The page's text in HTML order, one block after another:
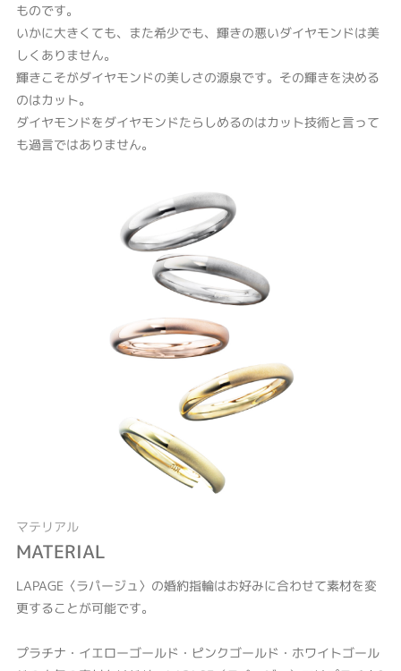
ものです。
いかに大きくても、また希少でも、輝きの悪いダイヤモンドは美
しくありません。
輝きこそがダイヤモンドの美しさの源泉です。その輝きを決める
のはカット。
ダイヤモンドをダイヤモンドたらしめるのはカット技術と言って
も過言ではありません。
マテリアル
MATERIAL
LAPAGE〈ラパージュ〉の婚約指輪はお好みに合わせて素材を変
更することが可能です。
プラチナ・イエローゴールド・ピンクゴールド・ホワイトゴール